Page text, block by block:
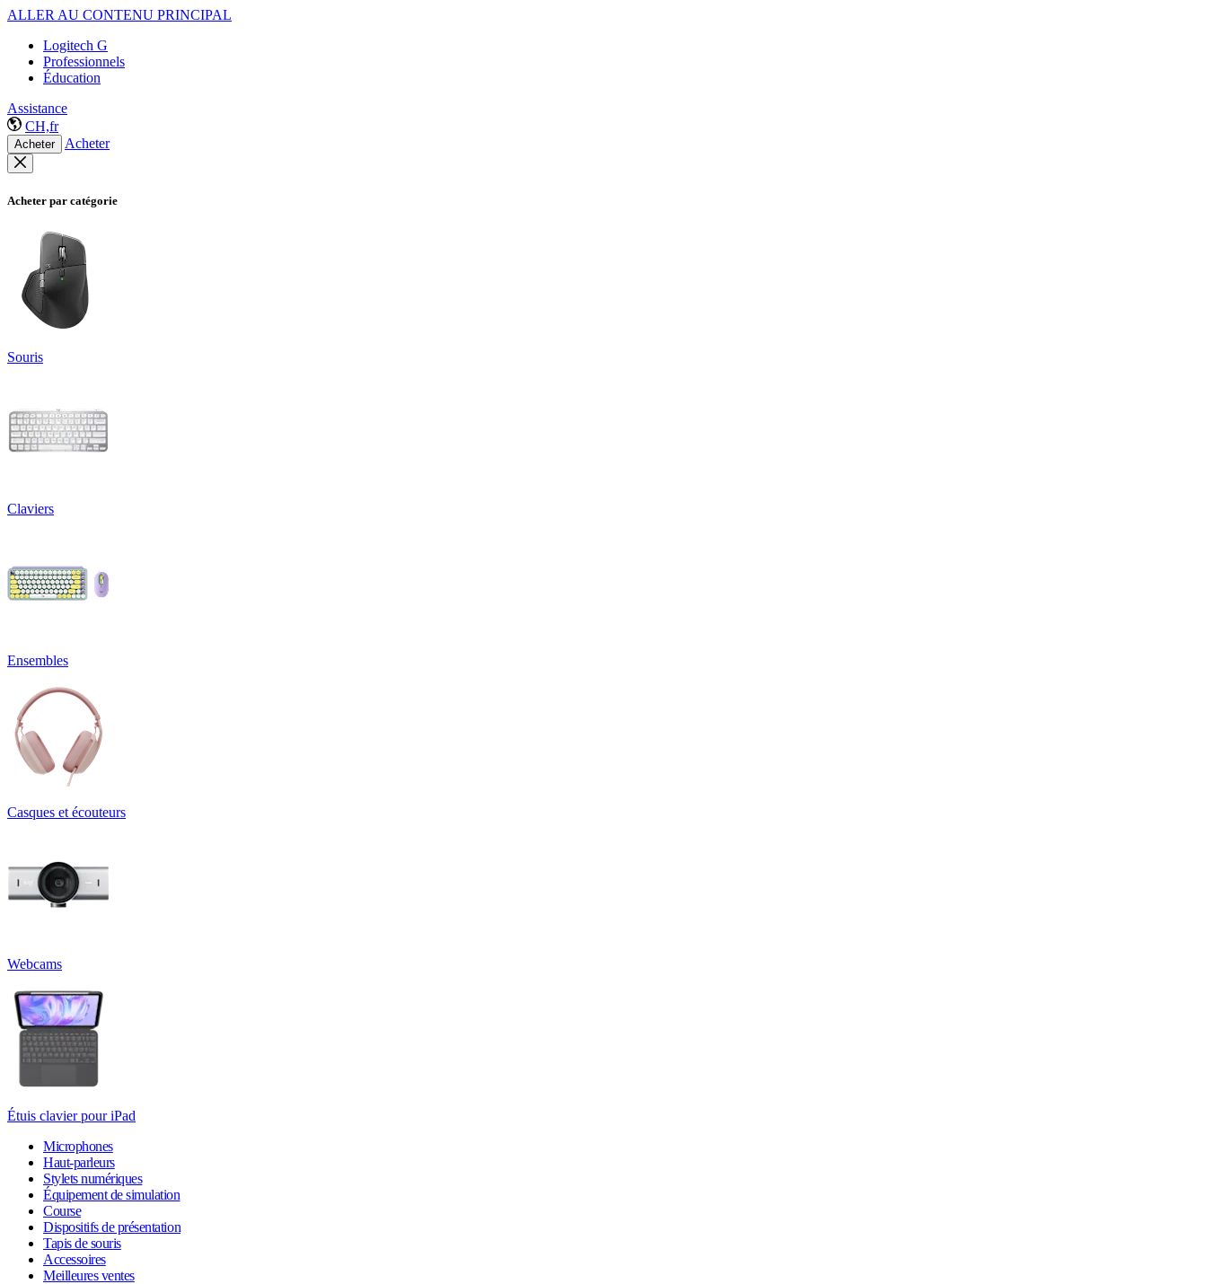
ALLER AU CONTENU PRINCIPAL
Logitech G
Professionnels
Éducation
Assistance
CH,fr
Acheter Acheter
Acheter par catégorie
Souris
Claviers
Ensembles
Casques et écouteurs
Webcams
Étuis clavier pour iPad
Microphones
Haut-parleurs
Stylets numériques
Équipement de simulation
Course
Dispositifs de présentation
Tapis de souris
Accessoires
Meilleures ventes